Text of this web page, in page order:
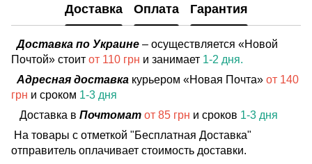
Доставка Оплата Гарантия
Доставка по Украине – осуществляется «Новой
Почтой» стоит от 110 грн и занимает 1-2 дня.
Адресная доставка курьером «Новая Почта» от 140
грн и сроком 1-3 дня
Доставка в Почтомат от 85 грн и сроков 1-3 дня
На товары с отметкой "Бесплатная Доставка"
отправитель оплачивает стоимость доставки.